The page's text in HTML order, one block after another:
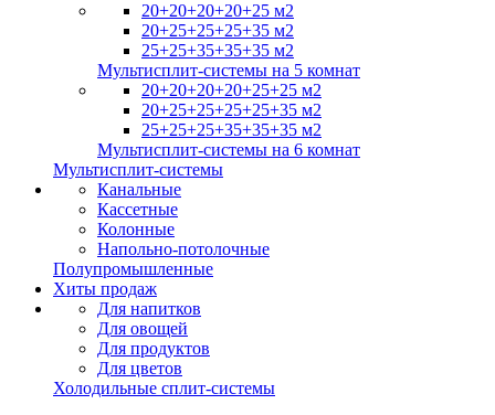
20+20+20+20+25 м2
20+25+25+25+35 м2
25+25+35+35+35 м2
Мультисплит-системы на 5 комнат
20+20+20+20+25+25 м2
20+25+25+25+25+35 м2
25+25+25+35+35+35 м2
Мультисплит-системы на 6 комнат
Мультисплит-системы
Канальные
Кассетные
Колонные
Напольно-потолочные
Полупромышленные
Хиты продаж
Для напитков
Для овощей
Для продуктов
Для цветов
Холодильные сплит-системы